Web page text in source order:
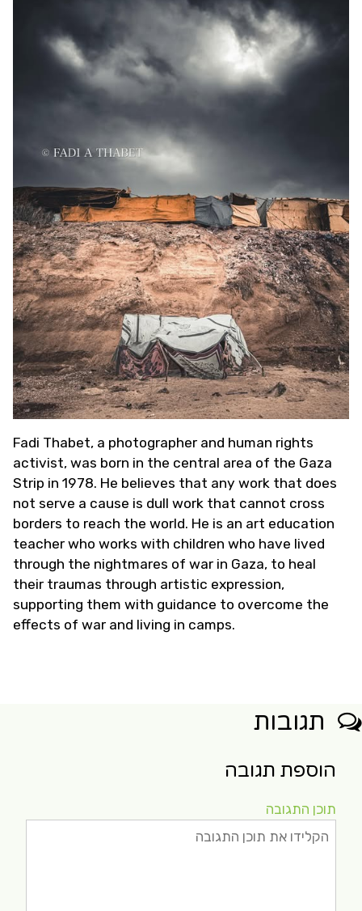
Fadi Thabet, a photographer and human rights
activist, was born in the central area of the Gaza
Strip in 1978. He believes that any work that does
not serve a cause is dull work that cannot cross
borders to reach the world. He is an art education
teacher who works with children who have lived
through the nightmares of war in Gaza, to heal
their traumas through artistic expression,
supporting them with guidance to overcome the
effects of war and living in camps.
תגובות
הוספת תגובה
תוכן התגובה